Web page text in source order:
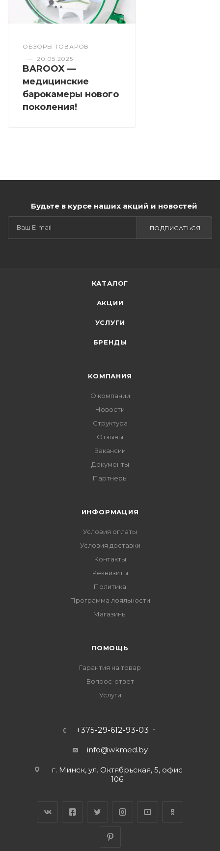
ОБЗОРЫ ТОВАРОВ
— 20.05.2025
BAROOX —
медицинские
барокамеры нового
поколения!
Будьте в курсе наших акций и новостей
ПОДПИСАТЬСЯ
КАТАЛОГ
АКЦИИ
УСЛУГИ
БРЕНДЫ
КОМПАНИЯ
О компании
Новости
Структура
Отзывы
Вакансии
Документы
Партнеры
ИНФОРМАЦИЯ
Условия оплаты
Условия доставки
Контакты
Реквизиты
Политика
Программа лояльности
Магазины
ПОМОЩЬ
Гарантия на товар
Вопрос-ответ
Услуги
+375-29-612-93-03
info@wkmed.by
г. Минск, ул. Октябрьская, 5, офис
106